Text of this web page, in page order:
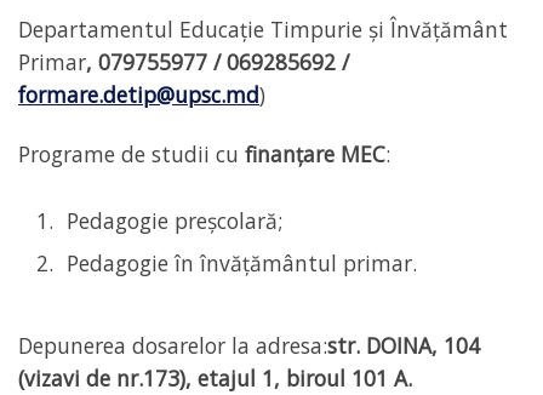
Departamentul Educație Timpurie și Învățământ
Primar, 079755977 / 069285692 /
formare.detip@upsc.md)
Programe de studii cu finanțare MEC:
Pedagogie preșcolară;
Pedagogie în învățământul primar.
Depunerea dosarelor la adresa:str. DOINA, 104
(vizavi de nr.173), etajul 1, biroul 101 A.